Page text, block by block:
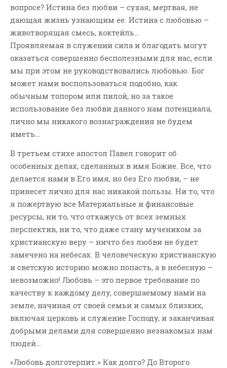
вопросе? Истина без любви – сухая, мертвая, не
дающая жизнь узнающим ее. Истина с любовью –
животворящая смесь, коктейль…
Проявляемая в служении сила и благодать могут
оказаться совершенно бесполезными для нас, если
мы при этом не руководствовались любовью. Бог
может нами воспользоваться подобно, как
обычным топором или пилой, но за такое
использование без любви данного нам потенциала,
лично мы никакого вознаграждения не будем
иметь…
В третьем стихе апостол Павел говорит об
особенных делах, сделанных в имя Божие. Все, что
делается нами в Его имя, но без Его любви, – не
принесет лично для нас никакой пользы. Ни то, что
я пожертвую все Материальные и финансовые
ресурсы, ни то, что откажусь от всех земных
перспектив, ни то, что даже стану мучеником за
христианскую веру – ничто без любви не будет
замечено на небесах. В человеческую христианскую
и светскую историю можно попасть, а в небесную –
невозможно! Любовь – это первое требование по
качеству к каждому делу, совершаемому нами на
земле, начиная от своей семьи и самых близких,
включая церковь и служение Господу, и заканчивая
добрыми делами для совершенно незнакомых нам
людей…
«Любовь долготерпит.» Как долго? До Второго